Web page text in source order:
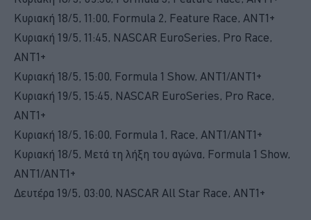
Κυριακή 18/5, 11:00, Formula 2, Feature Race, ANT1+
Κυριακή 19/5, 11:45, NASCAR EuroSeries, Pro Race,
ANT1+
Κυριακή 18/5, 15:00, Formula 1 Show, ANT1/ANT1+
Κυριακή 19/5, 15:45, NASCAR EuroSeries, Pro Race,
ANT1+
Κυριακή 18/5, 16:00, Formula 1, Race, ANT1/ANT1+
Κυριακή 18/5, Μετά τη λήξη του αγώνα, Formula 1 Show,
ANT1/ANT1+
Δευτέρα 19/5, 03:00, NASCAR All Star Race, ANT1+